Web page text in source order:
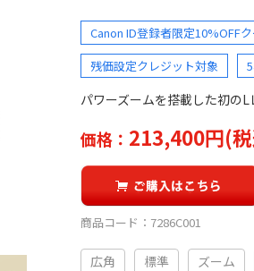
Canon ID登録者限定10%OFF
残価設定クレジット対象
パワーズームを搭載した初の
価格： 213,400円(
商品コード： 7286C001
広角 標準 ズーム